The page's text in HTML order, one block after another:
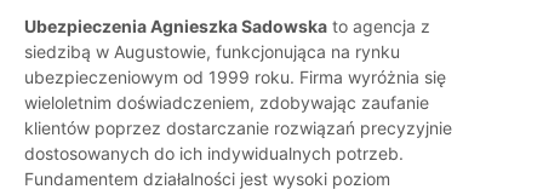
Ubezpieczenia Agnieszka Sadowska to agencja z
siedzibą w Augustowie, funkcjonująca na rynku
ubezpieczeniowym od 1999 roku. Firma wyróżnia się
wieloletnim doświadczeniem, zdobywając zaufanie
klientów poprzez dostarczanie rozwiązań precyzyjnie
dostosowanych do ich indywidualnych potrzeb.
Fundamentem działalności jest wysoki poziom